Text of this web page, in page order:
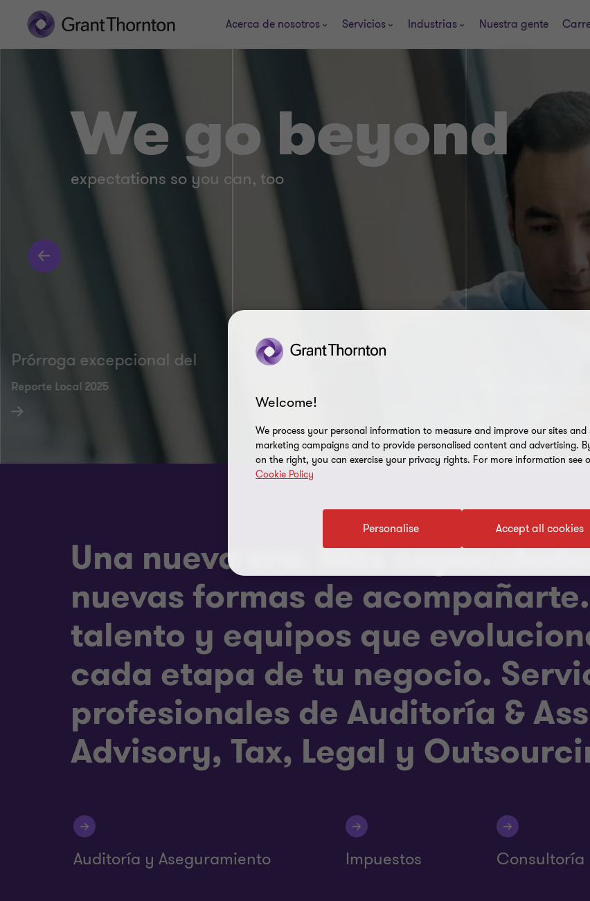
Acerca de nosotros Servicios Industrias Nuestra gente
We go beyond
expectations so you can, too
Prórroga excepcional del
Reporte Local 2025
Guía de Remisión
CAMBIOS
Una nueva era. Más
nuevas formas de
talento y equipos que
cada etapa de tu negocio.
profesionales de Auditoría &
Advisory, Tax, Legal y
Auditoría y Aseguramiento Impuestos Consultoría
Welcome!
We process your personal information to measure and improve our sites and
marketing campaigns and to provide personalised content and advertising.
on the right, you can exercise your privacy rights. For more information see
Cookie Policy
Accept all cookies
Personalise